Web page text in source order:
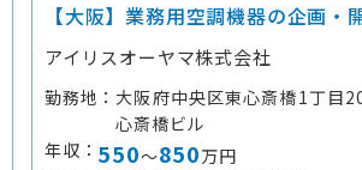
【大阪】業務用空調機器の企画・
アイリスオーヤマ株式会社
勤務地
大阪府中央区東心斎橋1丁目
心斎橋ビル
年収
550～850万円